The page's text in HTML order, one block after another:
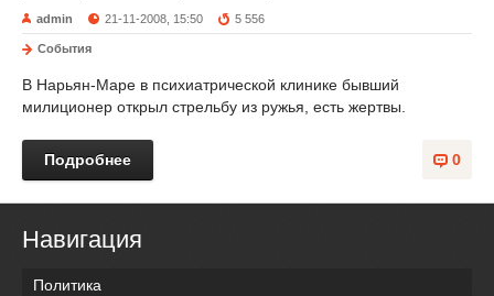
admin 21-11-2008, 15:50 5 556
События
В Нарьян-Маре в психиатрической клинике бывший
милиционер открыл стрельбу из ружья, есть жертвы.
0
Подробнее
Навигация
Политика